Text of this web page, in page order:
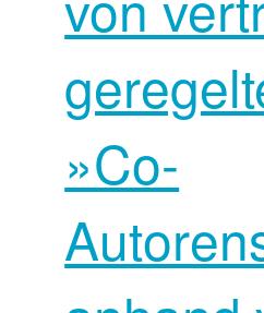
»Co-